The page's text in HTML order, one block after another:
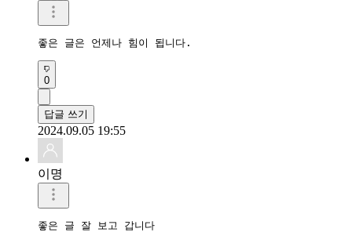
좋은 글은 언제나 힘이 됩니다.
0
답글 쓰기
2024.09.05 19:55
이명
좋은 글 잘 보고 갑니다